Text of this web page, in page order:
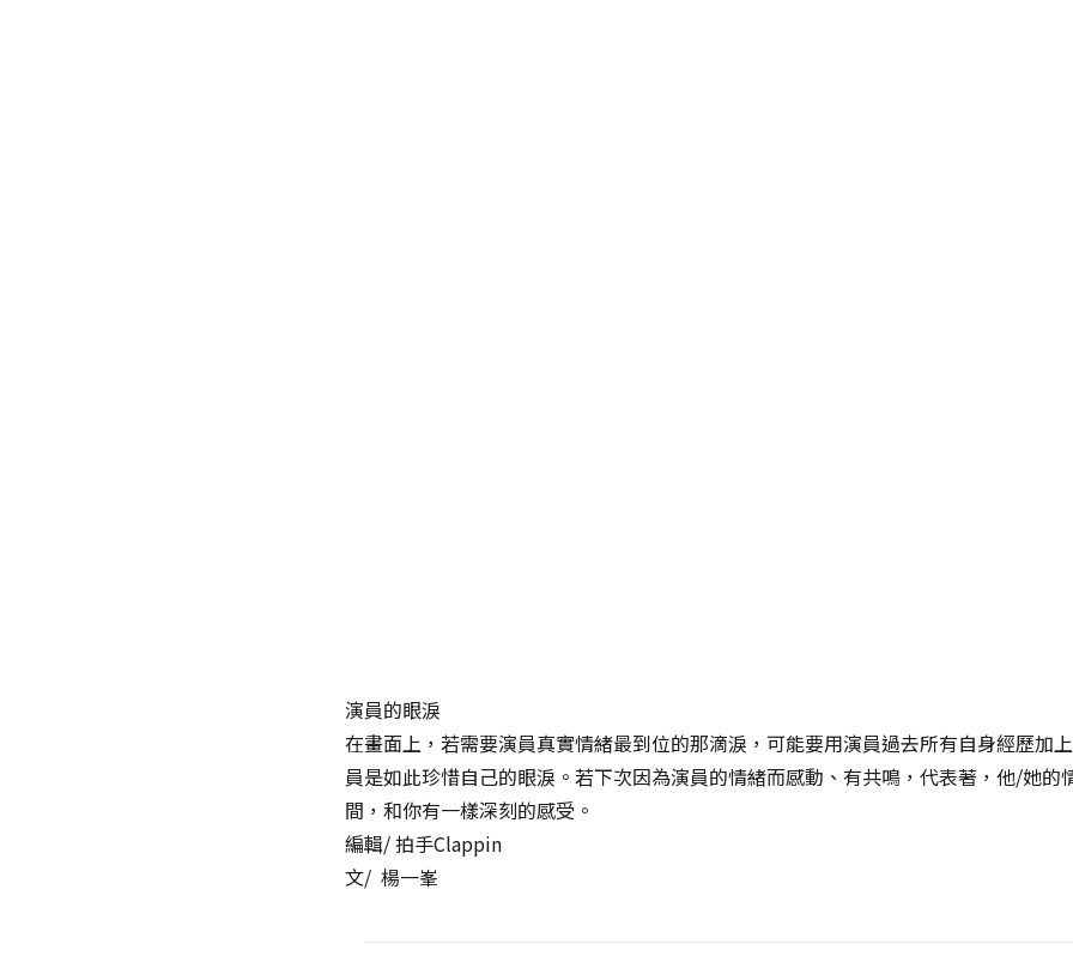
演員的眼淚
在畫面上，若需要演員真實情緒最到位的那滴淚，可能要用演員過去所有自身經歷加
員是如此珍惜自己的眼淚。若下次因為演員的情緒而感動、有共鳴，代表著，他/她的
間，和你有一樣深刻的感受。
編輯/拍手Clappin
文/ 楊一峯